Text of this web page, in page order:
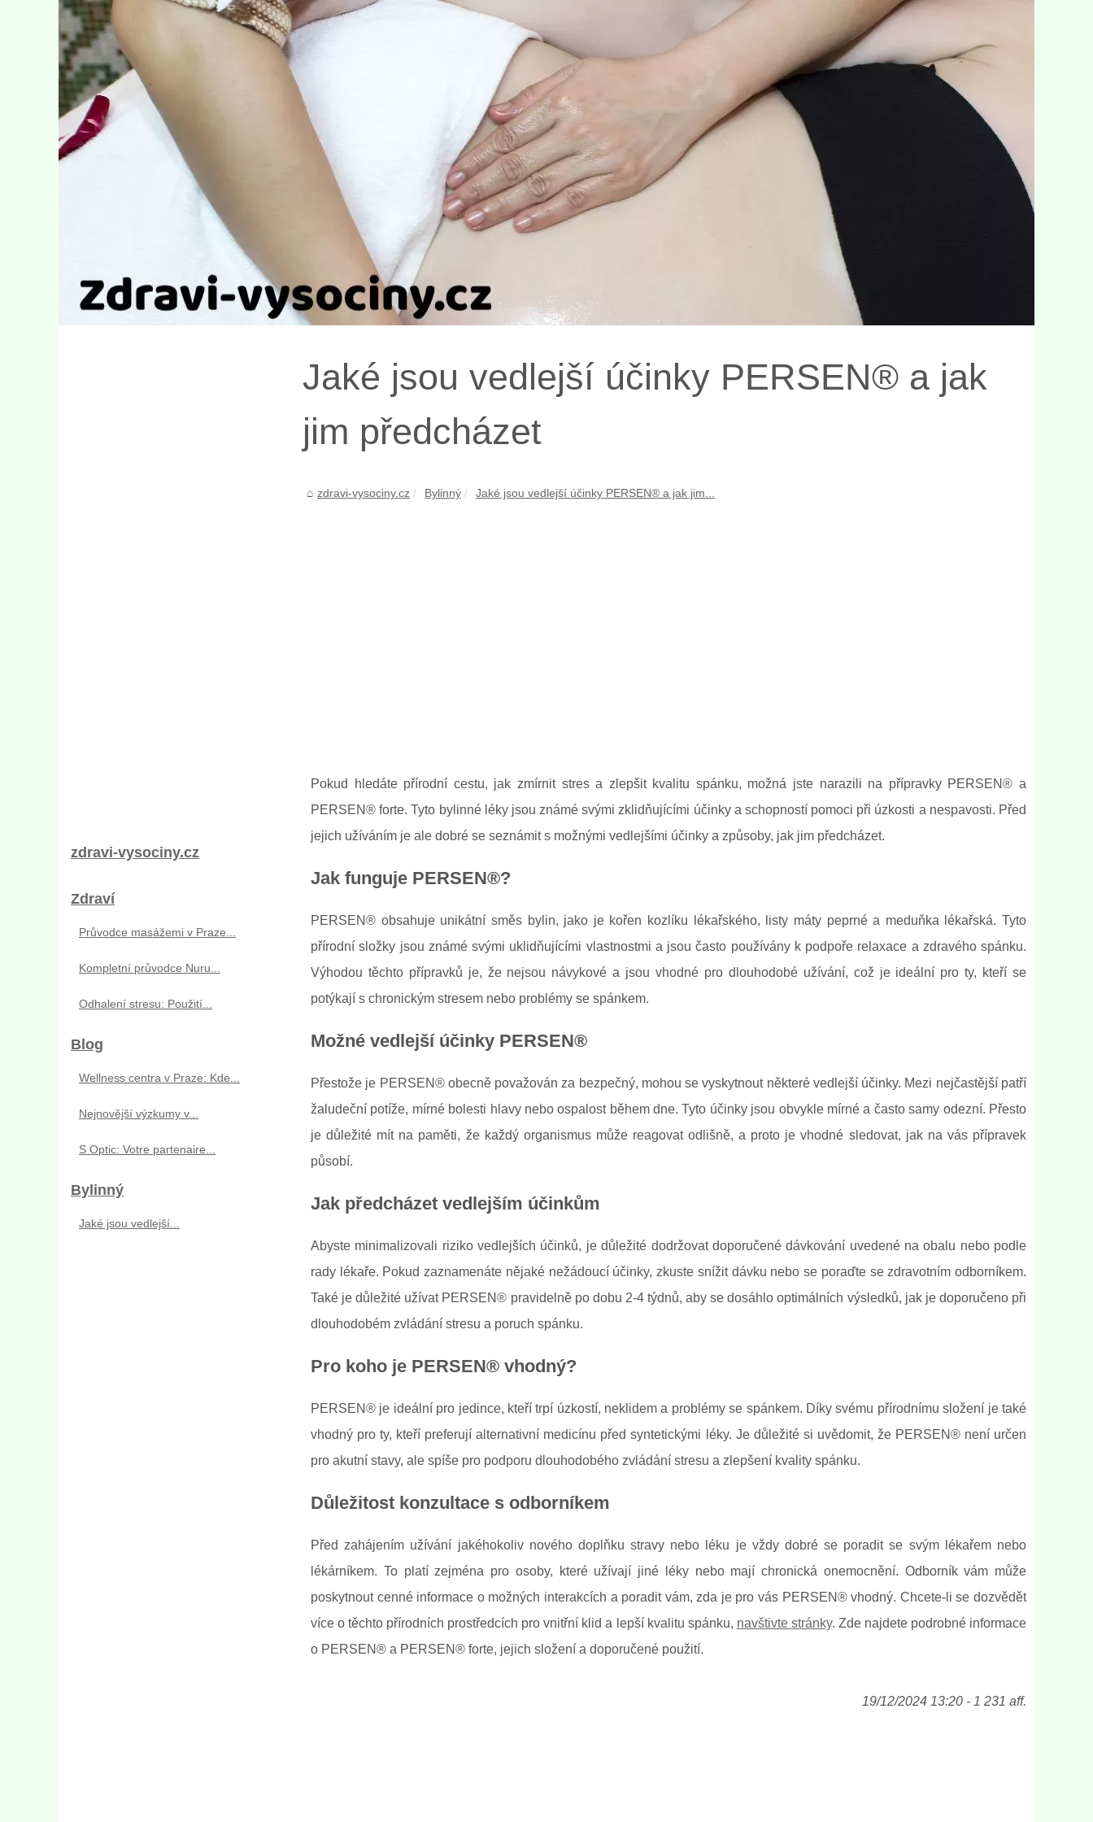
Jaké jsou vedlejší účinky PERSEN® a jak
jim předcházet
zdravi-vysociny.cz Bylinný Jaké jsou vedlejší účinky PERSEN® a jak jim...
Pokud hledáte přírodní cestu, jak zmírnit stres a zlepšit kvalitu spánku, možná jste narazili na přípravky PERSEN® a
PERSEN® forte. Tyto bylinné léky jsou známé svými zklidňujícími účinky a schopností pomoci při úzkosti a nespavosti. Před
jejich užíváním je ale dobré se seznámit s možnými vedlejšími účinky a způsoby, jak jim předcházet.
Jak funguje PERSEN®?
PERSEN® obsahuje unikátní směs bylin, jako je kořen kozlíku lékařského, listy máty peprné a meduňka lékařská. Tyto
přírodní složky jsou známé svými uklidňujícími vlastnostmi a jsou často používány k podpoře relaxace a zdravého spánku.
Výhodou těchto přípravků je, že nejsou návykové a jsou vhodné pro dlouhodobé užívání, což je ideální pro ty, kteří se
potýkají s chronickým stresem nebo problémy se spánkem.
Možné vedlejší účinky PERSEN®
Přestože je PERSEN® obecně považován za bezpečný, mohou se vyskytnout některé vedlejší účinky. Mezi nejčastější patří
žaludeční potíže, mírné bolesti hlavy nebo ospalost během dne. Tyto účinky jsou obvykle mírné a často samy odezní. Přesto
je důležité mít na paměti, že každý organismus může reagovat odlišně, a proto je vhodné sledovat, jak na vás přípravek
působí.
Jak předcházet vedlejším účinkům
Abyste minimalizovali riziko vedlejších účinků, je důležité dodržovat doporučené dávkování uvedené na obalu nebo podle
rady lékaře. Pokud zaznamenáte nějaké nežádoucí účinky, zkuste snížit dávku nebo se poraďte se zdravotním odborníkem.
Také je důležité užívat PERSEN® pravidelně po dobu 2-4 týdnů, aby se dosáhlo optimálních výsledků, jak je doporučeno při
dlouhodobém zvládání stresu a poruch spánku.
Pro koho je PERSEN® vhodný?
PERSEN® je ideální pro jedince, kteří trpí úzkostí, neklidem a problémy se spánkem. Díky svému přírodnímu složení je také
vhodný pro ty, kteří preferují alternativní medicínu před syntetickými léky. Je důležité si uvědomit, že PERSEN® není určen
pro akutní stavy, ale spíše pro podporu dlouhodobého zvládání stresu a zlepšení kvality spánku.
Důležitost konzultace s odborníkem
Před zahájením užívání jakéhokoliv nového doplňku stravy nebo léku je vždy dobré se poradit se svým lékařem nebo
lékárníkem. To platí zejména pro osoby, které užívají jiné léky nebo mají chronická onemocnění. Odborník vám může
poskytnout cenné informace o možných interakcích a poradit vám, zda je pro vás PERSEN® vhodný. Chcete-li se dozvědět
více o těchto přírodních prostředcích pro vnitřní klid a lepší kvalitu spánku, navštivte stránky. Zde najdete podrobné informace
o PERSEN® a PERSEN® forte, jejich složení a doporučené použití.
19/12/2024 13:20 - 1 231 aff.
zdravi-vysociny.cz
Zdraví
Průvodce masážemi v Praze...
Kompletní průvodce Nuru...
Odhalení stresu: Použití...
Blog
Wellness centra v Praze: Kde...
Nejnovější výzkumy v...
S Optic: Votre partenaire...
Bylinný
Jaké jsou vedlejší...